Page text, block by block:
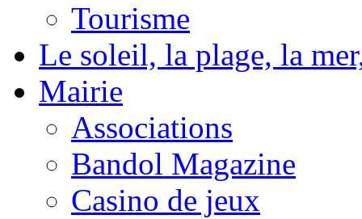
Tourisme
Le soleil, la plage, la
Mairie
Associations
Bandol Magazine
Casino de jeux